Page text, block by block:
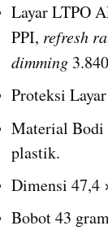
Layar LTPO
PPI, refresh
dimming
Proteksi
Material Bodi
plastik.
Dimensi 47,4
Bobot 43